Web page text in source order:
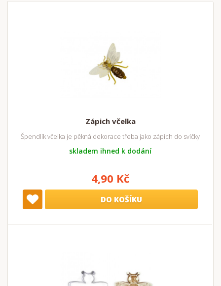
Zápich včelka
Špendlík včelka je pěkná dekorace třeba jako zápich do svíčky
skladem ihned k dodání
4,90 Kč
DO KOŠÍKU